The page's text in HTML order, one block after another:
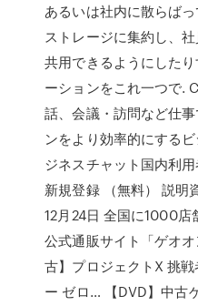
あるいは社内に散らば
ストレージに集約し、
共用できるようにした
ーションをこれ一つで.
話、会議・訪問など仕
ンをより効率的にする
ジネスチャット国内利
新規登録 （無料） 説明
12月24日 全国に1000
公式通販サイト「ゲオ
古】プロジェクトX 挑
ー ゼロ… 【DVD】中古